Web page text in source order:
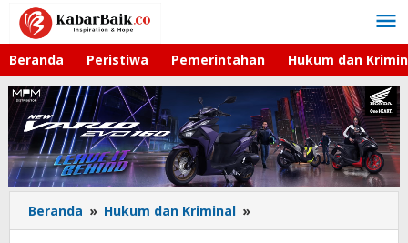
Lewati
konten
Beranda Peristiwa Pemerintahan Hukum dan
Beranda » Hukum dan Kriminal »
Idris